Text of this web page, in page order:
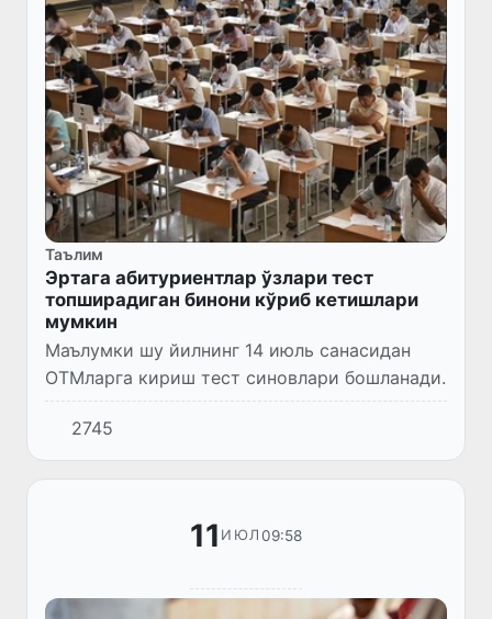
Таълим
Эртага абитуриентлар ўзлари тест
топширадиган бинони кўриб кетишлари
мумкин
Маълумки шу йилнинг 14 июль санасидан
ОТМларга кириш тест синовлари бошланади.
2745
11 ИЮЛ 09:58